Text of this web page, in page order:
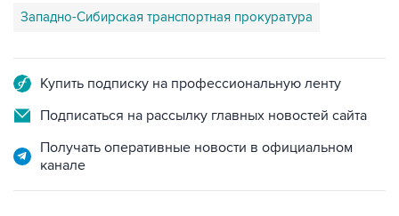
Западно-Сибирская транспортная прокуратура
Купить подписку на профессиональную ленту
Подписаться на рассылку главных новостей сайта
Получать оперативные новости в официальном
канале